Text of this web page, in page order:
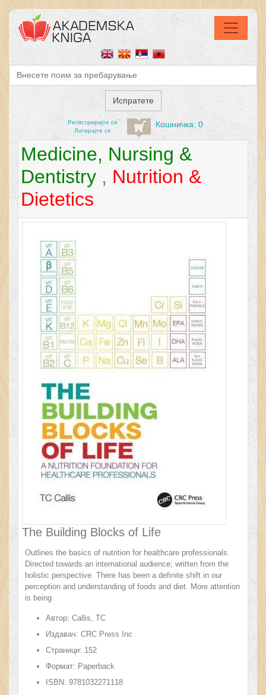
Регистрирајтe се
Логирајте се
Кошничка: 0
Medicine, Nursing &
Dentistry , Nutrition &
Dietetics
The Building Blocks of Life
Outlines the basics of nutrition for healthcare professionals.
Directed towards an international audience; written from the
holistic perspective. There has been a definite shift in our
perception and understanding of foods and diet. More attention
is being
Автор: Callis, TC
Издавач: CRC Press Inc
Страници: 152
Формат: Paperback
ISBN: 9781032271118